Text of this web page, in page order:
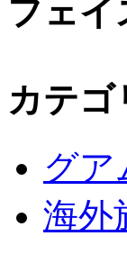
フェ
カテゴ
グア
海外